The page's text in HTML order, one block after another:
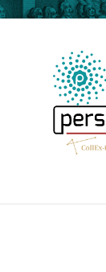
Menu